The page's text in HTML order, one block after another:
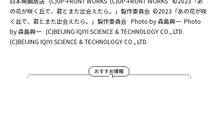
の花が咲く丘で、君とまた出会えたら。」製作委員会 ©2023「あの花が咲
く丘で、君とまた出会えたら。」製作委員会 Photo by 森島興一 Photo
by 森島興一 (C)BEIJING IQIYI SCIENCE & TECHNOLOGY CO., LTD.
(C)BEIJING IQIYI SCIENCE & TECHNOLOGY CO., LTD.
おすすめ情報